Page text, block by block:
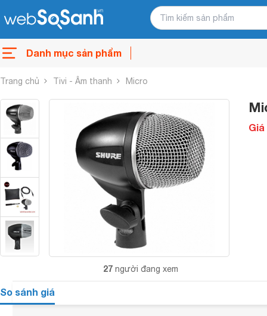
Danh mục sản phẩm
Trang chủ Tivi - Âm thanh Micro
27 người đang xem
Giá
So sánh giá